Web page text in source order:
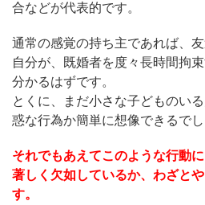
合などが代表的です。
通常の感覚の持ち主であれば、
自分が、既婚者を度々長時間拘
分かるはずです。
とくに、まだ小さな子どものい
惑な行為か簡単に想像できるでし
それでもあえてこのような行動
著しく欠如しているか、わざと
す。